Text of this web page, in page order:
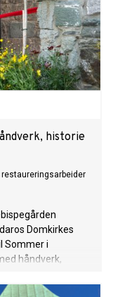
historie
Domkirkes
Sommer i
håndverk,